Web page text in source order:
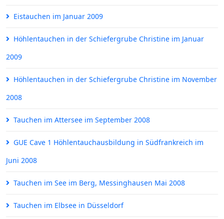
Eistauchen im Januar 2009
Höhlentauchen in der Schiefergrube Christine im Januar
2009
Höhlentauchen in der Schiefergrube Christine im November
2008
Tauchen im Attersee im September 2008
GUE Cave 1 Höhlentauchausbildung in Südfrankreich im
Juni 2008
Tauchen im See im Berg, Messinghausen Mai 2008
Tauchen im Elbsee in Düsseldorf